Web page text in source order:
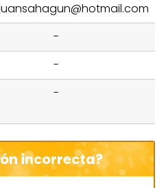
-
-
-
incorrecta?